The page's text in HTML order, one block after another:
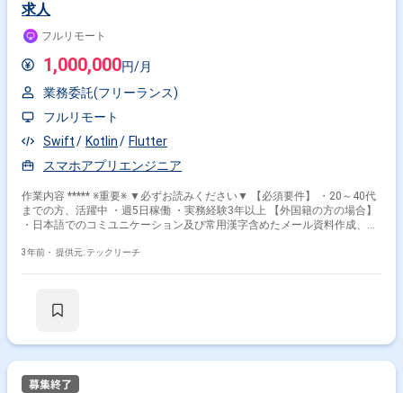
求人
フルリモート
1,000,000円/月
業務委託(フリーランス)
フルリモート
Swift
Kotlin
Flutter
スマホアプリエンジニア
作業内容 ***** ※重要※ ▼必ずお読みください▼ 【必須要件】 ・20～40代
までの方、活躍中 ・週5日稼働 ・実務経験3年以上 【外国籍の方の場合】
・日本語でのコミユニケーション及び常用漢字含めたメール資料作成、読
向けに提供するスマホアプリを開発していて、継続したエンハンスのため
3年前・ 提供元: テックリーチ